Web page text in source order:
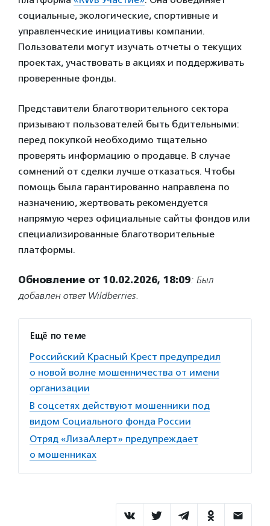
социальные, экологические, спортивные и
управленческие инициативы компании.
Пользователи могут изучать отчеты о текущих
проектах, участвовать в акциях и поддерживать
проверенные фонды.
Представители благотворительного сектора
призывают пользователей быть бдительными:
перед покупкой необходимо тщательно
проверять информацию о продавце. В случае
сомнений от сделки лучше отказаться. Чтобы
помощь была гарантированно направлена по
назначению, жертвовать рекомендуется
напрямую через официальные сайты фондов или
специализированные благотворительные
платформы.
Обновление от 10.02.2026, 18:09: Был
добавлен ответ Wildberries.
Ещё по теме
Российский Красный Крест предупредил
о новой волне мошенничества от имени
организации
В соцсетях действуют мошенники под
видом Социального фонда России
Отряд «ЛизаАлерт» предупреждает
о мошенниках